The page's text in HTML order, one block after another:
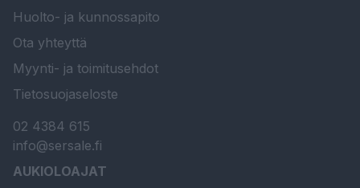
Huolto- ja kunnossapito
Ota yhteyttä
Myynti- ja toimitusehdot
Tietosuojaseloste
02 4384 615
info@sersale.fi
AUKIOLOAJAT